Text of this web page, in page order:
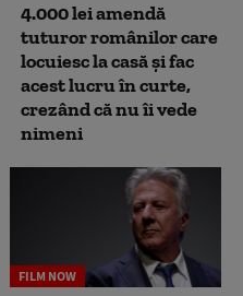
4.000 lei amendă
tuturor românilor care
locuiesc la casă și fac
acest lucru în curte,
crezând că nu îi vede
nimeni
FILM NOW